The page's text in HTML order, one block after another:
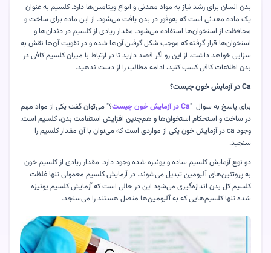
بدن انسان برای رشد نیاز به مواد معدنی و انواع ویتامین‌ها دارد. کلسیم به عنوان
یک ماده معدنی است که به‌وفور در بدن یافت می‌شود. از این ماده برای ساخت و
محافظت از استخوان‌ها استفاده می‌شود. مقدار زیادی از کلسیم در دندان‌ها و
استخوان‌ها قرار گرفته که موجب شکل گرفتن آن‌ها شده و در تقویت آن‌ها نقش به
سزایی خواهد داشت. از این رو اگر قصد دارید تا در ارتباط با میزان کلسیم کافی در
بدن اطلاعات کافی کسب کنید، ادامه مطالب را از دست ندهید.
Caدر آزمایش خون چیست؟
برای پاسخ به سوال "
Caدر آزمایش خون چیست؟" می‌توان گفت یکی از مواد مهم
در ساخت و استحکام استخوان‌ها و هم‌چنین افزایش استقامت بدن، کلسیم است.
وجود
در آزمایش خون یکی از مواردی است که می‌توان با آن مقدار کلسیم را
سنجید.
دو نوع آزمایش کلسیم ساده و یونیزه شده وجود دارد. مقدار زیادی از کلسیم خون
به پروتئین‌های آلبومین تبدیل می‌شوند. در آزمایش کلسیم معمولی تنها غلظت
کلسیم کل بدن اندازه‌گیری می‌شود این در حالی است که آزمایش کلسیم یونیزه
شده تنها کلسیم‌هایی که به آلبومین‌ها متصل هستند را می‌سنجد.